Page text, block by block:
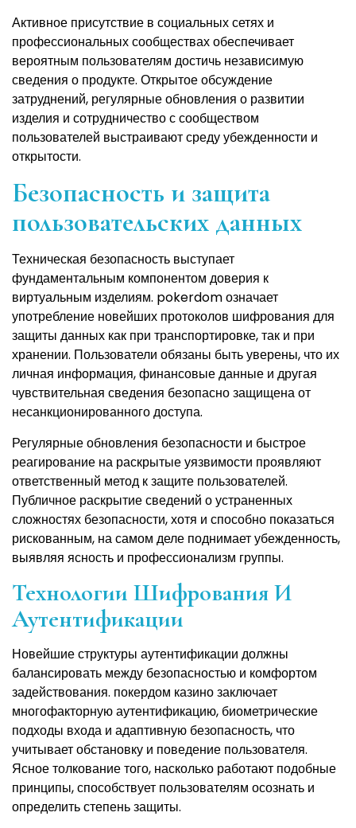
Активное присутствие в социальных сетях и
профессиональных сообществах обеспечивает
вероятным пользователям достичь независимую
сведения о продукте. Открытое обсуждение
затруднений, регулярные обновления о развитии
изделия и сотрудничество с сообществом
пользователей выстраивают среду убежденности и
открытости.
Безопасность и защита
пользовательских данных
Техническая безопасность выступает
фундаментальным компонентом доверия к
виртуальным изделиям. pokerdom означает
употребление новейших протоколов шифрования для
защиты данных как при транспортировке, так и при
хранении. Пользователи обязаны быть уверены, что их
личная информация, финансовые данные и другая
чувствительная сведения безопасно защищена от
несанкционированного доступа.
Регулярные обновления безопасности и быстрое
реагирование на раскрытые уязвимости проявляют
ответственный метод к защите пользователей.
Публичное раскрытие сведений о устраненных
сложностях безопасности, хотя и способно показаться
рискованным, на самом деле поднимает убежденность,
выявляя ясность и профессионализм группы.
Технологии Шифрования И
Аутентификации
Новейшие структуры аутентификации должны
балансировать между безопасностью и комфортом
задействования. покердом казино заключает
многофакторную аутентификацию, биометрические
подходы входа и адаптивную безопасность, что
учитывает обстановку и поведение пользователя.
Ясное толкование того, насколько работают подобные
принципы, способствует пользователям осознать и
определить степень защиты.